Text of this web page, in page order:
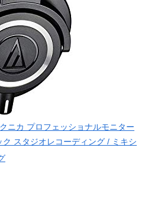
ニカ プロフェッショナルモニター
スタジオレコーディング / ミキシ